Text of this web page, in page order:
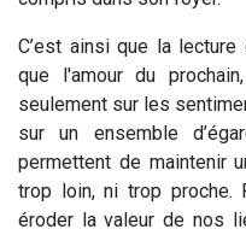
C’est ainsi que la lecture
que l'amour du
seulement sur les
sur un ensemble
permettent de maintenir
trop loin, ni trop proche.
éroder la valeur de nos